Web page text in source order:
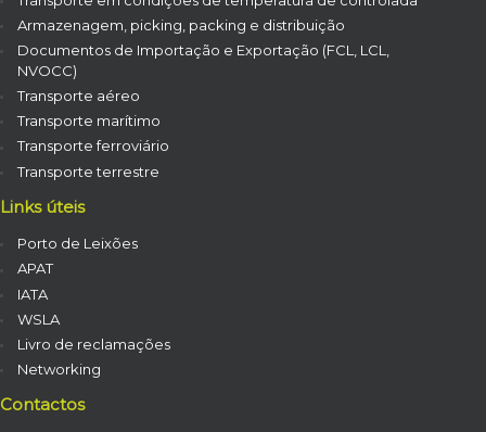
Armazenagem, picking, packing e distribuição
Documentos de Importação e Exportação (FCL, LCL,
NVOCC)
Transporte aéreo
Transporte marítimo
Transporte ferroviário
Transporte terrestre
Links úteis
Porto de Leixões
APAT
IATA
WSLA
Livro de reclamações
Networking
Contactos